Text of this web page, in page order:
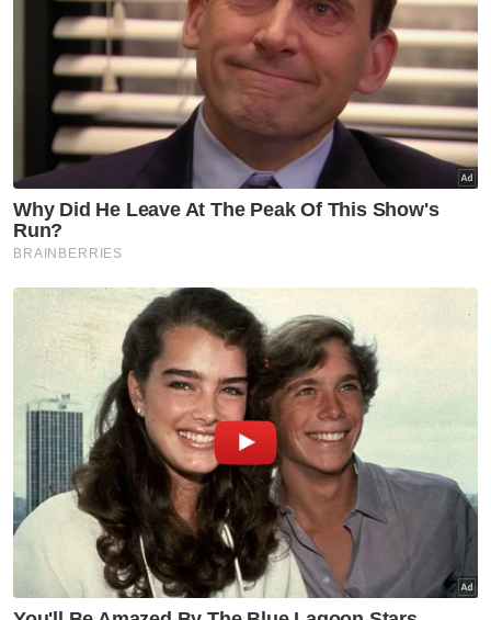
Azam Baki
Filem Konspirasi angkat penguatkuasaan rasuah -
SPRM
"Sebanyak 498 akaun bank dengan nilai kira-
kira RM110 juta telah dibekukan dan lima
kapal bernilai
RM52 juta disita, serta rampasan 4.5 juta liter
diesel bernilai RM9.7 juta," ujarnya.